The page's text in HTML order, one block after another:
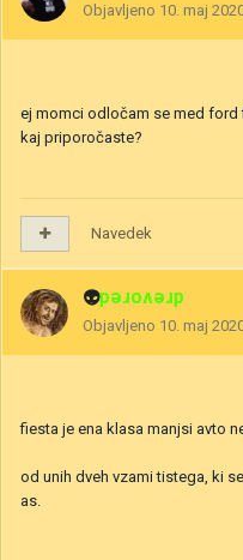
Objavljeno 10. maj
ej momci odločam se med ford
kaj priporočaste?
Navedek
👽drevored
Objavljeno 10. maj
fiesta je ena klasa manjsi avto
od unih dveh vzami tistega, ki
as.